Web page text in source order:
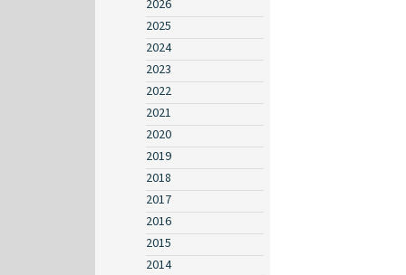
2026
2025
2024
2023
2022
2021
2020
2019
2018
2017
2016
2015
2014